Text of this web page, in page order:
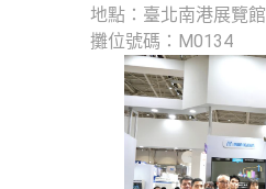
地點：臺北南港展覽館
攤位號碼：M0134